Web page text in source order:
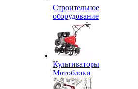
Строительное
оборудование
Культиваторы
Мотоблоки